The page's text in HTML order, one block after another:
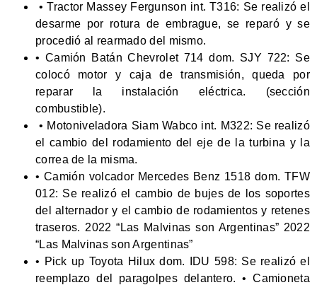
• Tractor Massey Fergunson int. T316: Se realizó el
desarme por rotura de embrague, se reparó y se
procedió al rearmado del mismo.
• Camión Batán Chevrolet 714 dom. SJY 722: Se
colocó motor y caja de transmisión, queda por
reparar la instalación eléctrica. (sección
combustible).
• Motoniveladora Siam Wabco int. M322: Se realizó
el cambio del rodamiento del eje de la turbina y la
correa de la misma.
• Camión volcador Mercedes Benz 1518 dom. TFW
012: Se realizó el cambio de bujes de los soportes
del alternador y el cambio de rodamientos y retenes
traseros. 2022 “Las Malvinas son Argentinas” 2022
“Las Malvinas son Argentinas”
• Pick up Toyota Hilux dom. IDU 598: Se realizó el
reemplazo del paragolpes delantero. • Camioneta